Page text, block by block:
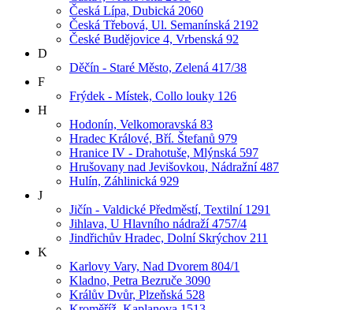
Česká Lípa, Dubická 2060
Česká Třebová, Ul. Semanínská 2192
České Budějovice 4, Vrbenská 92
D
Děčín - Staré Město, Zelená 417/38
F
Frýdek - Místek, Collo louky 126
H
Hodonín, Velkomoravská 83
Hradec Králové, Bří. Štefanů 979
Hranice IV - Drahotuše, Mlýnská 597
Hrušovany nad Jevišovkou, Nádražní 487
Hulín, Záhlinická 929
J
Jičín - Valdické Předměstí, Textilní 1291
Jihlava, U Hlavního nádraží 4757/4
Jindřichův Hradec, Dolní Skrýchov 211
K
Karlovy Vary, Nad Dvorem 804/1
Kladno, Petra Bezruče 3090
Králův Dvůr, Plzeňská 528